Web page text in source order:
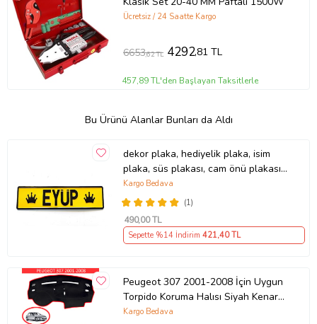
Ücretsiz / 24 Saatte Kargo
6653,62 TL 4292,81 TL
457,89 TL'den Başlayan Taksitlerle
Bu Ürünü Alanlar Bunları da Aldı
dekor plaka, hediyelik plaka, isim
plaka, süs plakası, cam önü plakası,
tırcı plakası (Sarı-Siyah)
(1)
Kargo Bedava
490,00 TL
Sepette %14 İndirim 421,40 TL
Peugeot 307 2001-2008 İçin Uygun
Torpido Koruma Halısı Siyah Kenar
Renk Kırmızı
Kargo Bedava